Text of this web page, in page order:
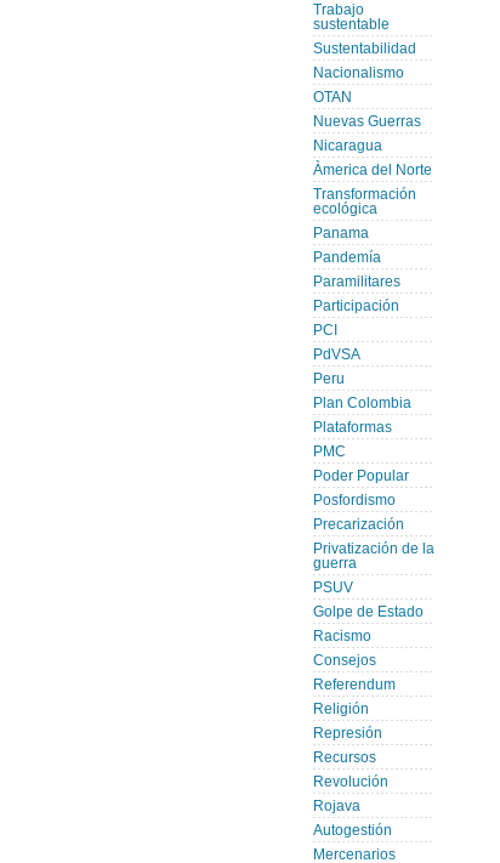
Trabajo
sustentable
Sustentabilidad
Nacionalismo
OTAN
Nuevas Guerras
Nicaragua
Àmerica del Norte
Transformación
ecológica
Panama
Pandemía
Paramilitares
Participación
PCI
PdVSA
Peru
Plan Colombia
Plataformas
PMC
Poder Popular
Posfordismo
Precarización
Privatización de la
guerra
PSUV
Golpe de Estado
Racismo
Consejos
Referendum
Religión
Represión
Recursos
Revolución
Rojava
Autogestión
Mercenarios